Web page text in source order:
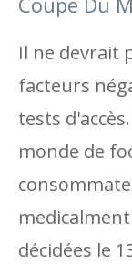
Il ne devrait
facteurs
tests
monde de
décidées le